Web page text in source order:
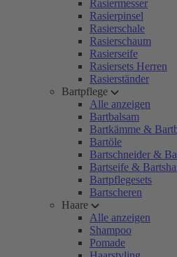
Rasiermesser
Rasierpinsel
Rasierschale
Rasierschaum
Rasierseife
Rasiersets Herren
Rasierständer
Bartpflege
Alle anzeigen
Bartbalsam
Bartkämme &
Bartöle
Bartschneider &
Bartseife &
Bartpflegesets
Bartscheren
Haare
Alle anzeigen
Shampoo
Pomade